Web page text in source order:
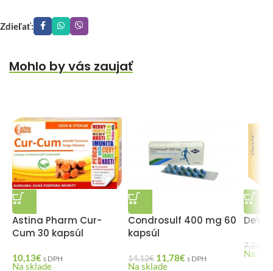
Zdieľať:
Mohlo by vás zaujať
Astina Pharm Cur-
Cum 30 kapsúl
10,13€ s DPH
Na sklade
Condrosulf 400 mg 60
kapsúl
14,12€ 11,78€ s DPH
Na sklade
DeVit
7,24
Na